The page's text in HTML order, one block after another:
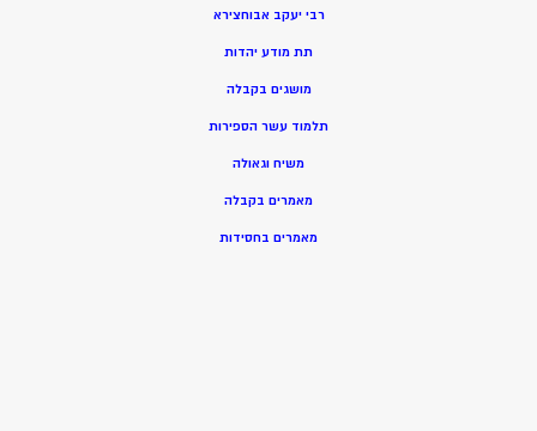
רבי יעקב אבוחצירא
תת מודע יהדות
מושגים בקבלה
תלמוד עשר הספירות
משיח וגאולה
מאמרים בקבלה
מאמרים בחסידות